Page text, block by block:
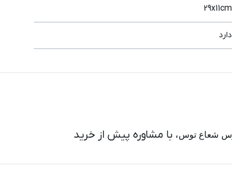
29x11cm
دارد
، با مشاوره پیش از خرید